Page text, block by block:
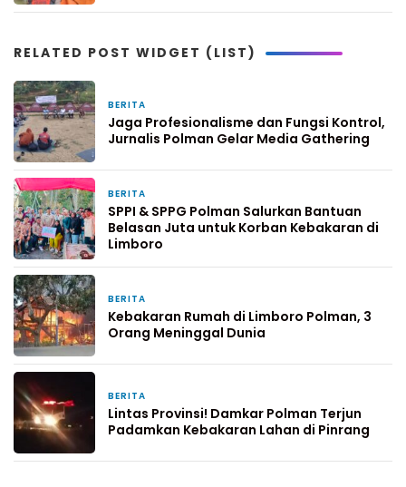
RELATED POST WIDGET (LIST)
BERITA
Jaga Profesionalisme dan Fungsi Kontrol,
Jurnalis Polman Gelar Media Gathering
BERITA
SPPI & SPPG Polman Salurkan Bantuan
Belasan Juta untuk Korban Kebakaran di
Limboro
BERITA
Kebakaran Rumah di Limboro Polman, 3
Orang Meninggal Dunia
BERITA
Lintas Provinsi! Damkar Polman Terjun
Padamkan Kebakaran Lahan di Pinrang